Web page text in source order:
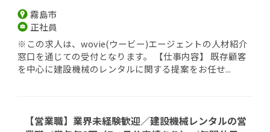
霧島市
正社員
※この求人は、wovie(ウービー)エージェントの人材紹介
窓口を通じての受付となります。 【仕事内容】 既存顧客
を中心に建設機械のレンタルに関する提案をお任せ...
【営業職】業界未経験歓迎／建設機械レンタルの営